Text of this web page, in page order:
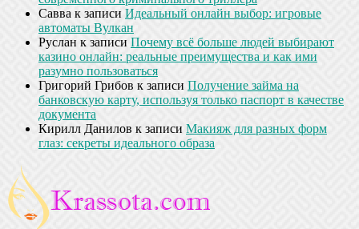
Савва к записи Идеальный онлайн выбор: игровые
автоматы Вулкан
Руслан к записи Почему всё больше людей выбирают
казино онлайн: реальные преимущества и как ими
разумно пользоваться
Григорий Грибов к записи Получение займа на
банковскую карту, используя только паспорт в качестве
документа
Кирилл Данилов к записи Макияж для разных форм
глаз: секреты идеального образа